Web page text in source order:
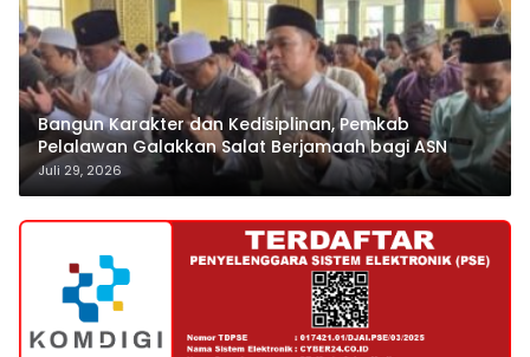
Bangun Karakter dan Kedisiplinan, Pemkab
Pelalawan Galakkan Salat Berjamaah bagi ASN
Juli 29, 2026